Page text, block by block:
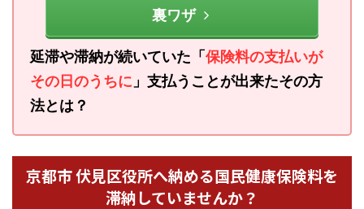
裏ワザ
延滞や滞納が続いていた「保険料の支払いが
その日のうちに 」支払うことが出来たその方
法とは？
京都市 伏見区役所へ納める国民健康保険料を
滞納していませんか？